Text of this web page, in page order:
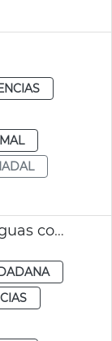
Campaña control alcohol droguas comidas empresa Navidad